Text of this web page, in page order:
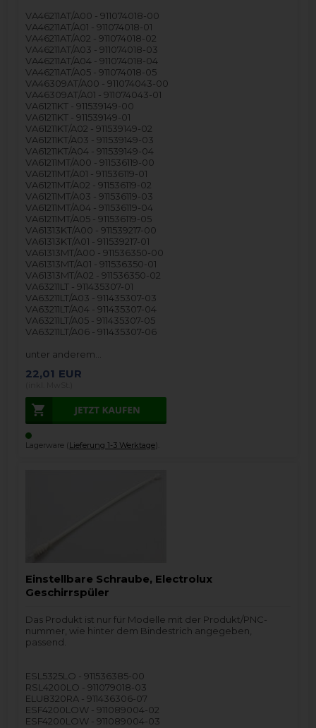
VA46211AT/A00 - 911074018-00
VA46211AT/A01 - 911074018-01
VA46211AT/A02 - 911074018-02
VA46211AT/A03 - 911074018-03
VA46211AT/A04 - 911074018-04
VA46211AT/A05 - 911074018-05
VA46309AT/A00 - 911074043-00
VA46309AT/A01 - 911074043-01
VA61211KT - 911539149-00
VA61211KT - 911539149-01
VA61211KT/A02 - 911539149-02
VA61211KT/A03 - 911539149-03
VA61211KT/A04 - 911539149-04
VA61211MT/A00 - 911536119-00
VA61211MT/A01 - 911536119-01
VA61211MT/A02 - 911536119-02
VA61211MT/A03 - 911536119-03
VA61211MT/A04 - 911536119-04
VA61211MT/A05 - 911536119-05
VA61313KT/A00 - 911539217-00
VA61313KT/A01 - 911539217-01
VA61313MT/A00 - 911536350-00
VA61313MT/A01 - 911536350-01
VA61313MT/A02 - 911536350-02
VA63211LT - 911435307-01
VA63211LT/A03 - 911435307-03
VA63211LT/A04 - 911435307-04
VA63211LT/A05 - 911435307-05
VA63211LT/A06 - 911435307-06
unter anderem…
22,01 EUR
Lagerware (Lieferung 1-3 Werktage).
Einstellbare Schraube, Electrolux
Geschirrspüler
Das Produkt ist nur für Modelle mit der Produkt/PNC-
nummer, wie hinter dem Bindestrich angegeben,
passend.
ESL5325LO - 911536385-00
RSL4200LO - 911079018-03
ELU8320RA - 911436306-07
ESF4200LOW - 911089004-02
ESF4200LOW - 911089004-03